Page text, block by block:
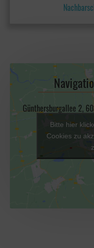
Günthersburgallee 2,
Bitte hier
Cookies zu